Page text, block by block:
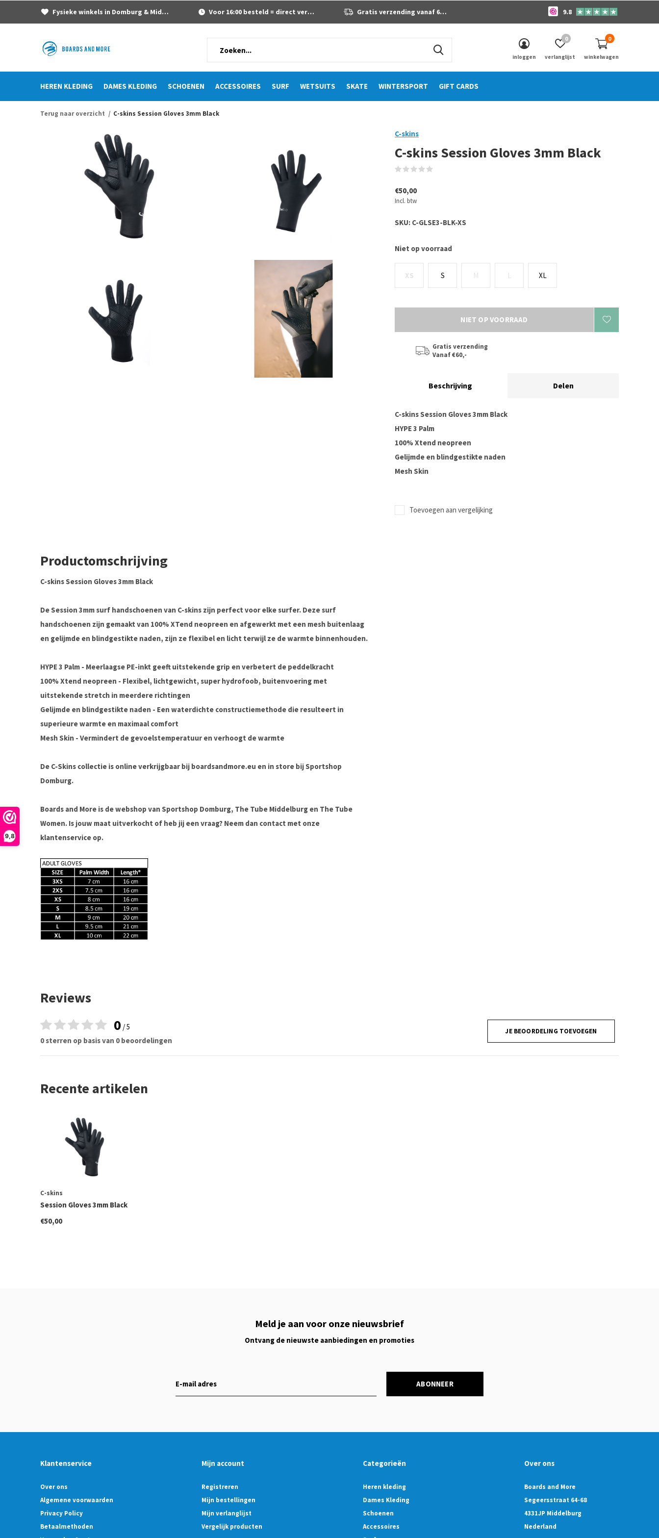
9,8
HEREN KLEDING DAMES KLEDING SCHOENEN ACCESSOIRES SURF WETSUITS SKATE WINTERSPORT GIFT CARDS
inloggen verlanglijst
0
winkelwagen
0
Fysieke winkels in Domburg & Middelburg Voor 16:00 besteld = direct verzonden Gratis verzending vanaf 60 euro 9.8
Terug naar overzicht C-skins Session Gloves 3mm Black
C-skins
C-skins Session Gloves 3mm Black
€50,00
Incl. btw
SKU: C-GLSE3-BLK-XS
Niet op voorraad
XS S M L XL
NIET OP VOORRAAD
Gratis verzending
Vanaf €60,-
Beschrijving Delen
C-skins Session Gloves 3mm Black
HYPE 3 Palm
100% Xtend neopreen
Gelijmde en blindgestikte naden
Mesh Skin
Toevoegen aan vergelijking
Productomschrijving
C-skins Session Gloves 3mm Black
De Session 3mm surf handschoenen van C-skins zijn perfect voor elke surfer. Deze surf
handschoenen zijn gemaakt van 100% XTend neopreen en afgewerkt met een mesh buitenlaag
en gelijmde en blindgestikte naden, zijn ze flexibel en licht terwijl ze de warmte binnenhouden.
HYPE 3 Palm - Meerlaagse PE-inkt geeft uitstekende grip en verbetert de peddelkracht
100% Xtend neopreen - Flexibel, lichtgewicht, super hydrofoob, buitenvoering met
uitstekende stretch in meerdere richtingen
Gelijmde en blindgestikte naden - Een waterdichte constructiemethode die resulteert in
superieure warmte en maximaal comfort
Mesh Skin - Vermindert de gevoelstemperatuur en verhoogt de warmte
De C-Skins collectie is online verkrijgbaar bij boardsandmore.eu en in store bij Sportshop
Domburg.
Boards and More is de webshop van Sportshop Domburg, The Tube Middelburg en The Tube
Women. Is jouw maat uitverkocht of heb jij een vraag? Neem dan contact met onze
klantenservice op.
Reviews
0 / 5
0 sterren op basis van 0 beoordelingen
JE BEOORDELING TOEVOEGEN
Recente artikelen
C-skins
Session Gloves 3mm Black
€50,00
Meld je aan voor onze nieuwsbrief
Ontvang de nieuwste aanbiedingen en promoties
ABONNEER
Klantenservice
Over ons
Algemene voorwaarden
Privacy Policy
Betaalmethoden
Mijn account
Registreren
Mijn bestellingen
Mijn verlanglijst
Vergelijk producten
Categorieën
Heren kleding
Dames Kleding
Schoenen
Accessoires
Over ons
Boards and More
Segeersstraat 64-68
4331JP Middelburg
Nederland